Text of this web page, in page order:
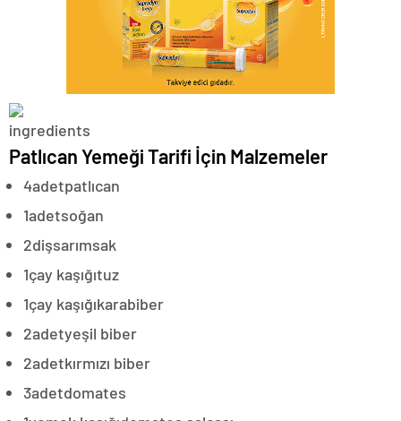
Patlıcan Yemeği Tarifi İçin Malzemeler
4adetpatlıcan
1adetsoğan
2dişsarımsak
1çay kaşığıtuz
1çay kaşığıkarabiber
2adetyeşil biber
2adetkırmızı biber
3adetdomates